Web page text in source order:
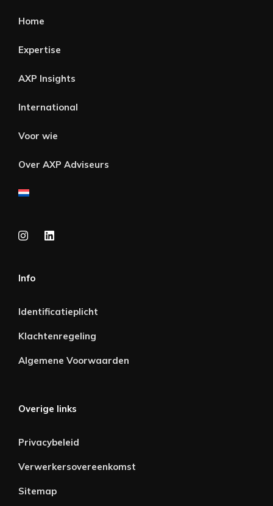
Home
Expertise
AXP Insights
International
Voor wie
Over AXP Adviseurs
Info
Identificatieplicht
Klachtenregeling
Algemene Voorwaarden
Overige links
Privacybeleid
Verwerkersovereenkomst
Sitemap